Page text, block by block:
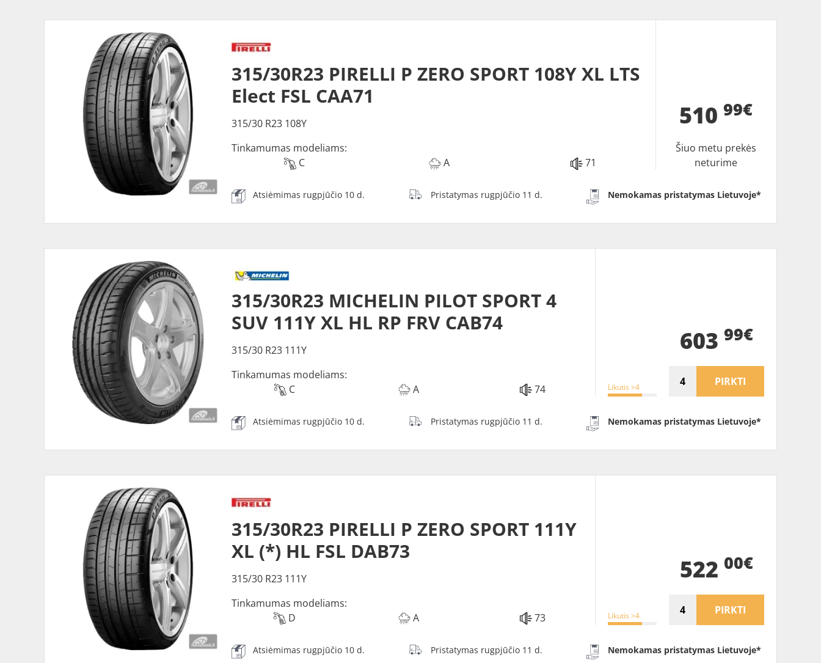
315/30R23 PIRELLI P ZERO SPORT 108Y XL LTS
Elect FSL CAA71
315/30 R23 108Y
Tinkamumas modeliams:
C
A 71
51099€
Šiuo metu prekės
neturime
Atsiėmimas rugpjūčio 10 d. Pristatymas rugpjūčio 11 d. Nemokamas pristatymas Lietuvoje*
315/30R23 MICHELIN PILOT SPORT 4
SUV 111Y XL HL RP FRV CAB74
315/30 R23 111Y
Tinkamumas modeliams:
C
A 74 Likutis >4
603 99€
PIRKTI
Atsiėmimas rugpjūčio 10 d. Pristatymas rugpjūčio 11 d. Nemokamas pristatymas Lietuvoje*
315/30R23 PIRELLI P ZERO SPORT 111Y
XL (*) HL FSL DAB73
315/30 R23 111Y
Tinkamumas modeliams:
D
A 73 Likutis >4
522 00€
PIRKTI
Atsiėmimas rugpjūčio 10 d. Pristatymas rugpjūčio 11 d. Nemokamas pristatymas Lietuvoje*